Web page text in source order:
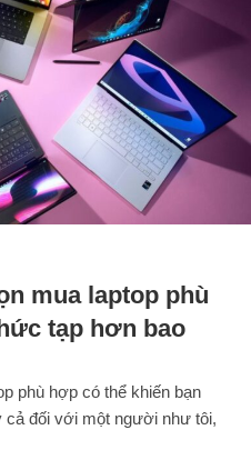
mua laptop phù
tạp hơn bao
phù hợp có thể khiến bạn
cả đối với một người như tôi,